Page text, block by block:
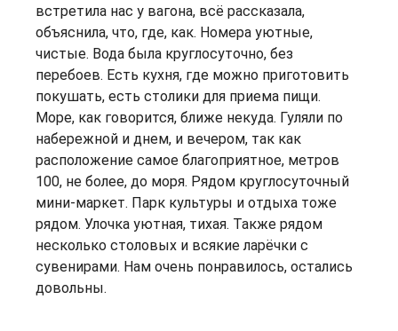
встретила нас у вагона, всё рассказала,
объяснила, что, где, как. Номера уютные,
чистые. Вода была круглосуточно, без
перебоев. Есть кухня, где можно приготовить
покушать, есть столики для приема пищи.
Море, как говорится, ближе некуда. Гуляли по
набережной и днем, и вечером, так как
расположение самое благоприятное, метров
100, не более, до моря. Рядом круглосуточный
мини-маркет. Парк культуры и отдыха тоже
рядом. Улочка уютная, тихая. Также рядом
несколько столовых и всякие ларёчки с
сувенирами. Нам очень понравилось, остались
довольны.